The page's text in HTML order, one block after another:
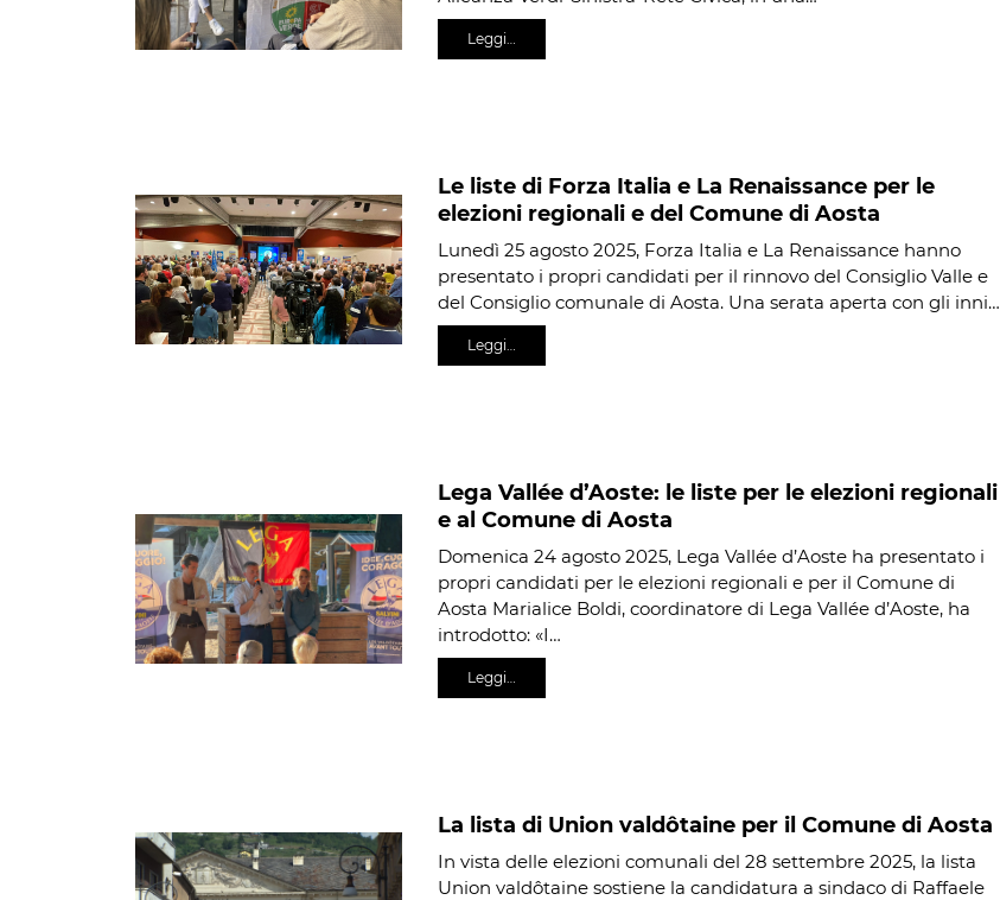
Leggi…
Le liste di Forza Italia e La Renaissance per le
elezioni regionali e del Comune di Aosta
Lunedì 25 agosto 2025, Forza Italia e La Renaissance hanno
presentato i propri candidati per il rinnovo del Consiglio Valle e
del Consiglio comunale di Aosta. Una serata aperta con gli inni…
Leggi…
Lega Vallée d’Aoste: le liste per le elezioni regionali
e al Comune di Aosta
Domenica 24 agosto 2025, Lega Vallée d’Aoste ha presentato i
propri candidati per le elezioni regionali e per il Comune di
Aosta Marialice Boldi, coordinatore di Lega Vallée d’Aoste, ha
introdotto: «I…
Leggi…
La lista di Union valdôtaine per il Comune di Aosta
In vista delle elezioni comunali del 28 settembre 2025, la lista
Union valdôtaine sostiene la candidatura a sindaco di Raffaele